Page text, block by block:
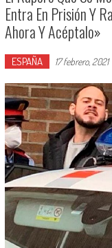
Entra En Prisión Y
Ahora Y Acéptalo»
ESPAÑA 17 febrero, 2021